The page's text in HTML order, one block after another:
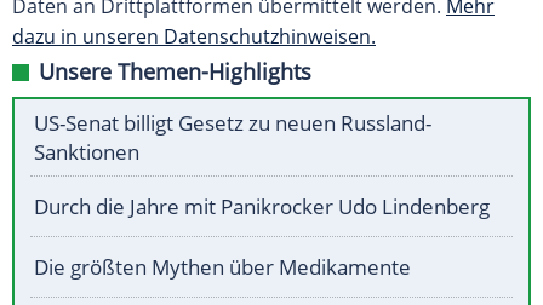
Daten an Drittplattformen übermittelt werden. Mehr
dazu in unseren Datenschutzhinweisen.
Unsere Themen-Highlights
US-Senat billigt Gesetz zu neuen Russland-
Sanktionen
Durch die Jahre mit Panikrocker Udo Lindenberg
Die größten Mythen über Medikamente